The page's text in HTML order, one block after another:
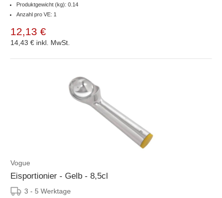
Produktgewicht (kg): 0.14
Anzahl pro VE: 1
12,13 €
14,43 € inkl. MwSt.
Vogue
Eisportionier - Gelb - 8,5cl
3 - 5 Werktage